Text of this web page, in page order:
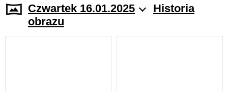
Czwartek 16.01.2025
Historia
obrazu